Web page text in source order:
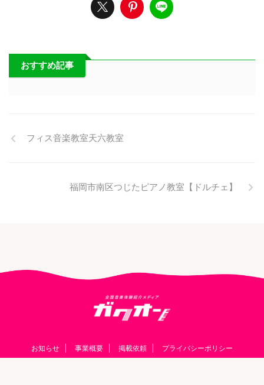
おすすめ記事
フィス音楽教室天六教室
福岡市南区つじたピアノ教室【ドルチェ】
お知らせ 事業概要 掲載依頼 プライバシーポリシー